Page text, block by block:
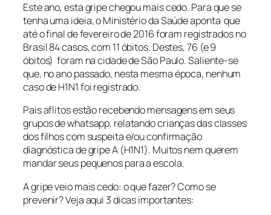
Este ano, esta gripe chegou mais cedo. Para que se
tenha uma ideia, o Ministério da Saúde aponta que
até o final de fevereiro de 2016 foram registrados no
Brasil 84 casos, com 11 óbitos. Destes, 76 (e 9
óbitos) foram na cidade de São Paulo. Saliente-se
que, no ano passado, nesta mesma época, nenhum
caso de H1N1 foi registrado.
Pais aflitos estão recebendo mensagens em seus
grupos de whatsapp, relatando crianças das classes
dos filhos com suspeita e/ou confirmação
diagnóstica de gripe A (H1N1). Muitos nem querem
mandar seus pequenos para a escola.
A gripe veio mais cedo: o que fazer? Como se
prevenir? Veja aqui 3 dicas importantes: